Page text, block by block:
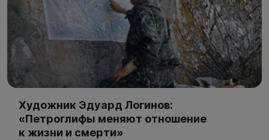
Художник Эдуард Логинов:
«Петроглифы меняют отношение
к жизни и смерти»